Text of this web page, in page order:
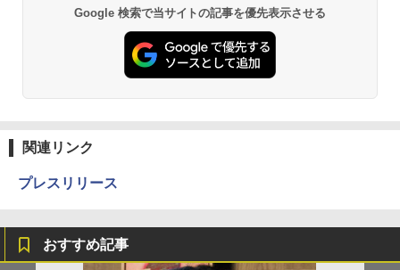
Google 検索で当サイトの記事を優先表示させる
関連リンク
プレスリリース
おすすめ記事